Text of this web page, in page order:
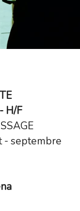
H/F
- septembre